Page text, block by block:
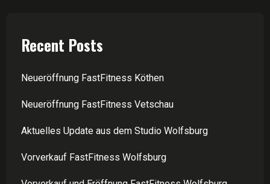
Recent Posts
Neueröffnung FastFitness Köthen
Neueröffnung FastFitness Vetschau
Aktuelles Update aus dem Studio Wolfsburg
Vorverkauf FastFitness Wolfsburg